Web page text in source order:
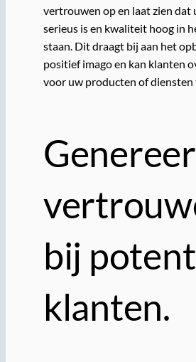
vertrouwen op en laat zien dat
serieus is en kwaliteit hoog in
staan. Dit draagt bij aan het
positief imago en kan klanten
voor uw producten of diensten
bij
klanten.